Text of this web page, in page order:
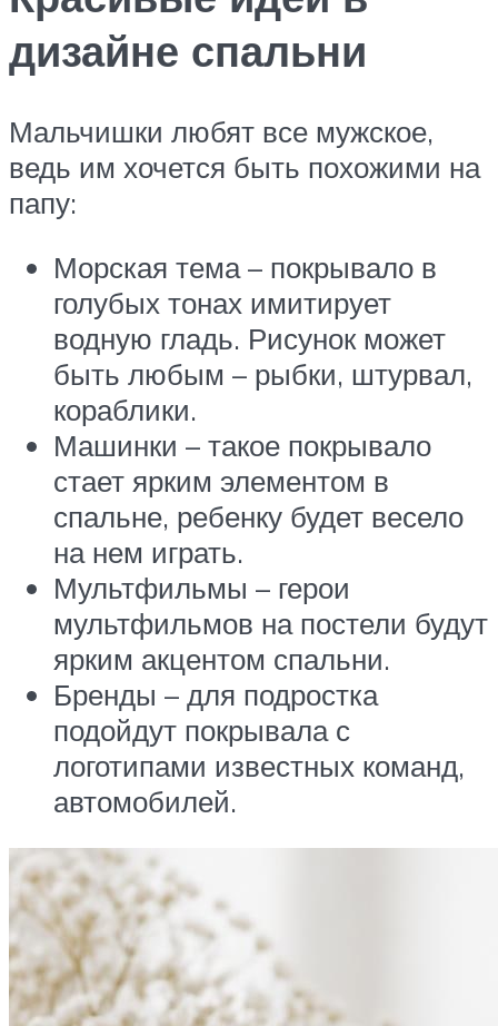
дизайне спальни
Мальчишки любят все мужское,
ведь им хочется быть похожими на
папу:
Морская тема – покрывало в
голубых тонах имитирует
водную гладь. Рисунок может
быть любым – рыбки, штурвал,
кораблики.
Машинки – такое покрывало
стает ярким элементом в
спальне, ребенку будет весело
на нем играть.
Мультфильмы – герои
мультфильмов на постели будут
ярким акцентом спальни.
Бренды – для подростка
подойдут покрывала с
логотипами известных команд,
автомобилей.